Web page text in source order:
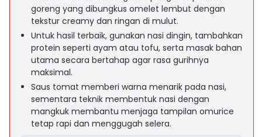
goreng yang dibungkus omelet lembut dengan
tekstur creamy dan ringan di mulut.
Untuk hasil terbaik, gunakan nasi dingin, tambahkan
protein seperti ayam atau tofu, serta masak bahan
utama secara bertahap agar rasa gurihnya
maksimal.
Saus tomat memberi warna menarik pada nasi,
sementara teknik membentuk nasi dengan
mangkuk membantu menjaga tampilan omurice
tetap rapi dan menggugah selera.